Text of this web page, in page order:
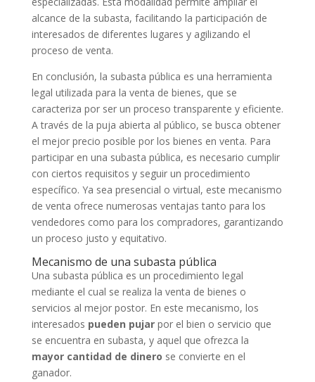
alcance de la subasta, facilitando la participación de
interesados de diferentes lugares y agilizando el
proceso de venta.
En conclusión, la subasta pública es una herramienta
legal utilizada para la venta de bienes, que se
caracteriza por ser un proceso transparente y eficiente.
A través de la puja abierta al público, se busca obtener
el mejor precio posible por los bienes en venta. Para
participar en una subasta pública, es necesario cumplir
con ciertos requisitos y seguir un procedimiento
específico. Ya sea presencial o virtual, este mecanismo
de venta ofrece numerosas ventajas tanto para los
vendedores como para los compradores, garantizando
un proceso justo y equitativo.
Mecanismo de una subasta pública
Una subasta pública es un procedimiento legal
mediante el cual se realiza la venta de bienes o
servicios al mejor postor. En este mecanismo, los
interesados pueden pujarpor el bien o servicio que
se encuentra en subasta, y aquel que ofrezca la
mayor cantidad de dinero se convierte en el
ganador.